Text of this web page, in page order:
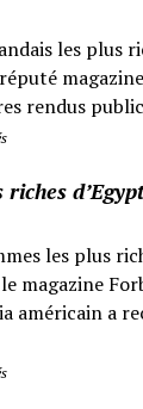
les plus
rendus
les plus
magazine
américain a